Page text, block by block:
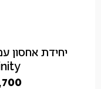
יחידת אחסון